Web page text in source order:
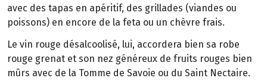
avec des tapas en apéritif, des grillades (viandes ou
poissons) en encore de la feta ou un chèvre frais.
Le vin rouge désalcoolisé, lui, accordera bien sa robe
rouge grenat et son nez généreux de fruits rouges bien
mûrs avec de la Tomme de Savoie ou du Saint Nectaire.